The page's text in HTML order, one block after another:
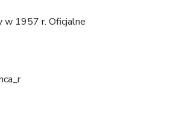
w 1957 r. Oficjalne